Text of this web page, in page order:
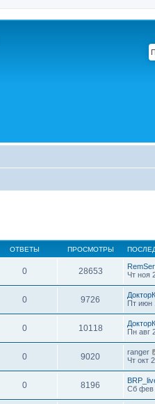
ОТВЕТЫ ПРОСМОТРЫ
0 28653
Чт ноя
0 9726
Пт июн
0 10118
Пн авг
0 9020
ranger
Чт окт
0 8196
Сб фев